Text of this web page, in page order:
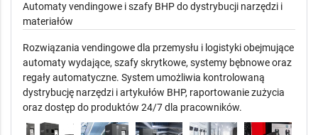
Automaty vendingowe i szafy BHP do dystrybucji narzędzi i
materiałów
Rozwiązania vendingowe dla przemysłu i logistyki obejmujące
automaty wydające, szafy skrytkowe, systemy bębnowe oraz
regały automatyczne. System umożliwia kontrolowaną
dystrybucję narzędzi i artykułów BHP, raportowanie zużycia
oraz dostęp do produktów 24/7 dla pracowników.